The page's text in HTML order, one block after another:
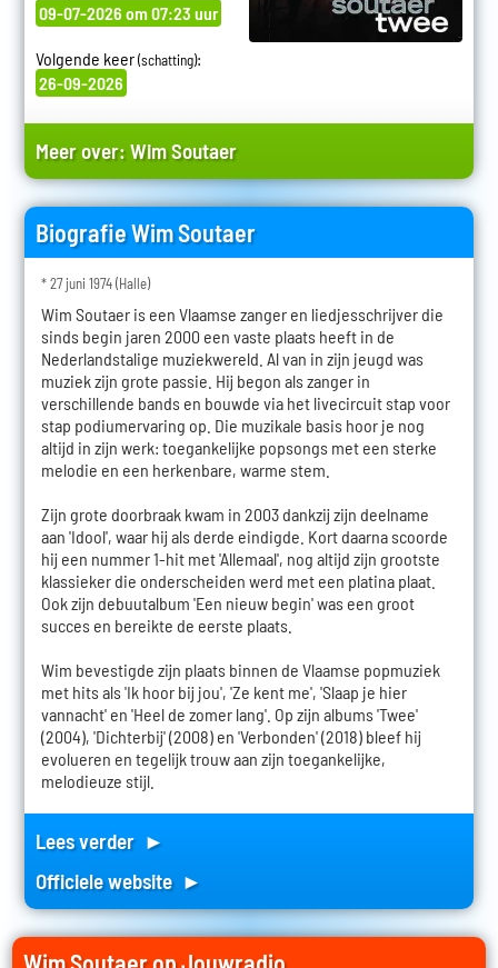
09-07-2026 om 07:23 uur
Volgende keer(schatting):
26-09-2026
Meer over:Wim Soutaer
Biografie Wim Soutaer
* 27 juni 1974 (Halle)
Wim Soutaer is een Vlaamse zanger en liedjesschrijver die
sinds begin jaren 2000 een vaste plaats heeft in de
Nederlandstalige muziekwereld. Al van in zijn jeugd was
muziek zijn grote passie. Hij begon als zanger in
verschillende bands en bouwde via het livecircuit stap voor
stap podiumervaring op. Die muzikale basis hoor je nog
altijd in zijn werk: toegankelijke popsongs met een sterke
melodie en een herkenbare, warme stem.
Zijn grote doorbraak kwam in 2003 dankzij zijn deelname
aan 'Idool', waar hij als derde eindigde. Kort daarna scoorde
hij een nummer 1-hit met 'Allemaal', nog altijd zijn grootste
klassieker die onderscheiden werd met een platina plaat.
Ook zijn debuutalbum 'Een nieuw begin' was een groot
succes en bereikte de eerste plaats.
Wim bevestigde zijn plaats binnen de Vlaamse popmuziek
met hits als 'Ik hoor bij jou', 'Ze kent me', 'Slaap je hier
vannacht' en 'Heel de zomer lang'. Op zijn albums 'Twee'
(2004), 'Dichterbij' (2008) en 'Verbonden' (2018) bleef hij
evolueren en tegelijk trouw aan zijn toegankelijke,
melodieuze stijl.
Lees verder ►
Officiele website ►